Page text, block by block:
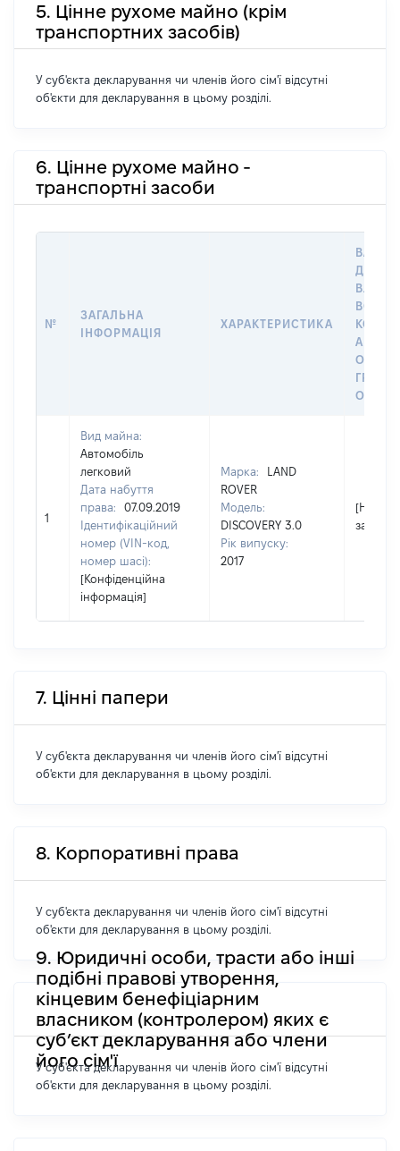
5. Цінне рухоме майно (крім
транспортних засобів)
У суб'єкта декларування чи членів його сім'ї відсутні
об'єкти для декларування в цьому розділі.
6. Цінне рухоме майно -
транспортні засоби
№
ЗАГАЛЬНА
ІНФОРМАЦІЯ
ХАРАКТЕРИСТИКА
ДАТУ
АБО
1
Вид майна:
Автомобіль
легковий
Дата набуття
права:
07.09.2019
Ідентифікаційний
номер (VIN-код,
номер шасі):
[Конфіденційна
інформація]
Марка:
LAND
ROVER
Модель:
DISCOVERY 3.0
Рік випуску:
2017
[Не
7. Цінні папери
У суб'єкта декларування чи членів його сім'ї відсутні
об'єкти для декларування в цьому розділі.
8. Корпоративні права
У суб'єкта декларування чи членів його сім'ї відсутні
об'єкти для декларування в цьому розділі.
9. Юридичні особи, трасти або інші
подібні правові утворення,
кінцевим бенефіціарним
власником (контролером) яких є
суб’єкт декларування або члени
його сім'ї
У суб'єкта декларування чи членів його сім'ї відсутні
об'єкти для декларування в цьому розділі.